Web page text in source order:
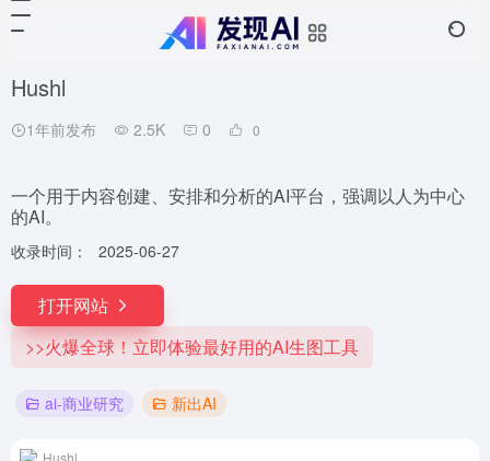
Hushl
1年前发布 2.5K 0 0
一个用于内容创建、安排和分析的AI平台，强调以人为中心
的AI。
收录时间： 2025-06-27
打开网站
>>火爆全球！立即体验最好用的AI生图工具
ai-商业研究 新出AI
Hushl